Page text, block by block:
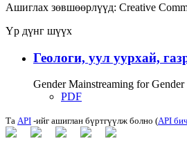
Ашиглах зөвшөөрлүүд: Creative
Үр дүнг шүүх
Геологи, уул уурхай,
Gender Mainstreaming for
PDF
Та API -ийг ашиглан бүртгүүлж болно (API